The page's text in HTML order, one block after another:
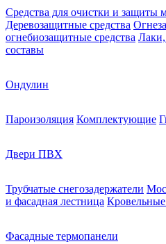
Средства для очистки и защиты
Деревозащитные средства
огнебиозащитные средства Лаки,
составы
Ондулин
Пароизоляция Комплектующие
Двери ПВХ
Трубчатые снегозадержатели
и фасадная лестница
Фасадные термопанели